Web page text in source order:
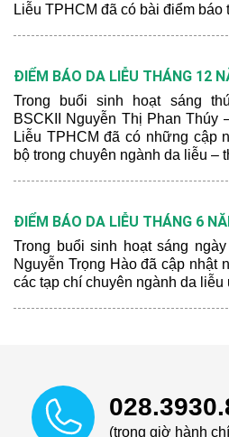
Liễu TPHCM đã có bài điểm báo
ĐIỂM BÁO DA LIỄU THÁNG 12
Trong buổi sinh hoạt sáng
BSCKII Nguyễn Thị Phan Thúy
Liễu TPHCM đã có những cập
bộ trong chuyên ngành da liễu –
ĐIỂM BÁO DA LIỄU THÁNG 6
Trong buổi sinh hoạt sáng
Nguyễn Trọng Hào đã cập nhật
các tạp chí chuyên ngành da liễu
(trong giờ hành